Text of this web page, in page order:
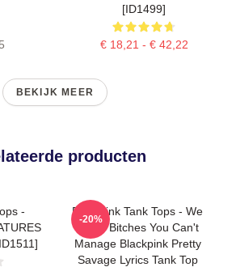
[ID1499]
€ 18,21 - € 42,22
BEKIJK MEER
producten
-
Blackpink Tank Tops - We
Some Bitches You Can't
Manage Blackpink Pretty
Savage Lyrics Tank Top
-20%